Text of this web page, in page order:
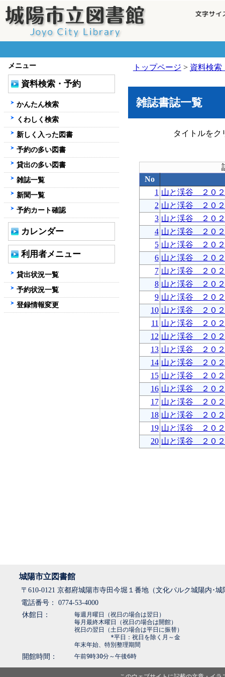
トップページ > 資料検索
雑誌書誌一覧
タイトルをク
No
1 山と渓谷 ２０
2 山と渓谷 ２０
3 山と渓谷 ２０
4 山と渓谷 ２０
5 山と渓谷 ２０
6 山と渓谷 ２０
7 山と渓谷 ２０
8 山と渓谷 ２０
9 山と渓谷 ２０
10 山と渓谷 ２０
11 山と渓谷 ２０
12 山と渓谷 ２０
13 山と渓谷 ２０
14 山と渓谷 ２０
15 山と渓谷 ２０
16 山と渓谷 ２０
17 山と渓谷 ２０
18 山と渓谷 ２０
19 山と渓谷 ２０
20 山と渓谷 ２０
メニュー
資料検索・予約
かんたん検索
くわしく検索
新しく入った図書
予約の多い図書
貸出の多い図書
雑誌一覧
新聞一覧
予約カート確認
カレンダー
利用者メニュー
貸出状況一覧
予約状況一覧
登録情報変更
城陽市立図書館
〒610-0121 京都府城陽市寺田今堀１番地（文化パルク城陽内･
電話番号： 0774-53-4000
休館日：
毎週月曜日（祝日の場合は翌日）
毎月最終木曜日（祝日の場合は開館）
祝日の翌日（土日の場合は平日に振替）
*平日：祝日を除く月～金
年末年始、特別整理期間
開館時間： 午前9時30分～午後6時